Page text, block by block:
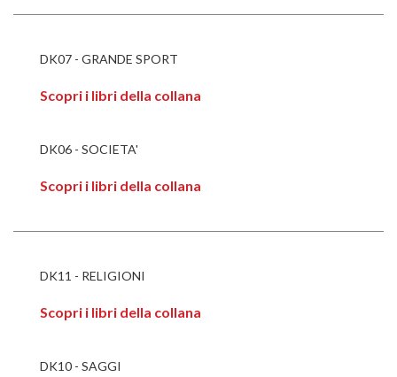
DK07 - GRANDE SPORT
Scopri i libri della collana
DK06 - SOCIETA'
Scopri i libri della collana
DK11 - RELIGIONI
Scopri i libri della collana
DK10 - SAGGI